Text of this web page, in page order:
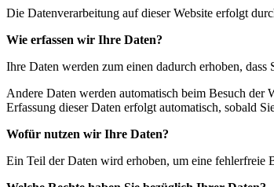
Die Datenverarbeitung auf dieser Website erfolgt
Wie erfassen wir Ihre Daten?
Ihre Daten werden zum einen dadurch erhoben,
Andere Daten werden automatisch beim Besuch der
Erfassung dieser Daten erfolgt automatisch, sobald
Wofür nutzen wir Ihre Daten?
Ein Teil der Daten wird erhoben, um eine fehlerfreie